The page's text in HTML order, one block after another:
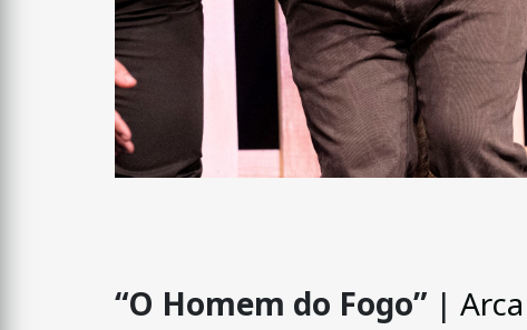
“O Homem do Fogo” | Arca